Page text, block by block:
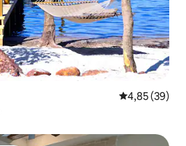
4,85 de uma
4,85 (39)